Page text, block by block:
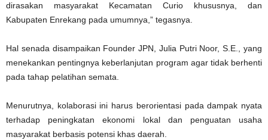
dirasakan masyarakat Kecamatan Curio khususnya, dan
Kabupaten Enrekang pada umumnya,” tegasnya.
Hal senada disampaikan Founder JPN, Julia Putri Noor, S.E., yang
menekankan pentingnya keberlanjutan program agar tidak berhenti
pada tahap pelatihan semata.
Menurutnya, kolaborasi ini harus berorientasi pada dampak nyata
terhadap peningkatan ekonomi lokal dan penguatan usaha
masyarakat berbasis potensi khas daerah.